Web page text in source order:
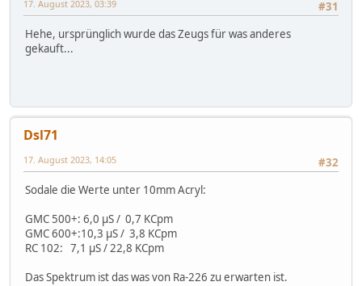
#31
17. August 2023, 03:39
Hehe, ursprünglich wurde das Zeugs für was anderes
gekauft...
Dsl71
#32
17. August 2023, 14:05
Sodale die Werte unter 10mm Acryl:
GMC 500+: 6,0 µS / 0,7 KCpm
GMC 600+:10,3 µS / 3,8 KCpm
RC 102: 7,1 µS / 22,8 KCpm
Das Spektrum ist das was von Ra-226 zu erwarten ist.